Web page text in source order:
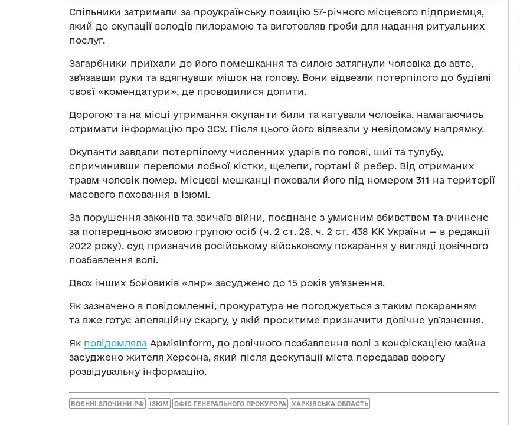
Спільники затримали за проукраїнську позицію 57-річного місцевого підприємця,
який до окупації володів пилорамою та виготовляв гроби для надання ритуальних
послуг.
Загарбники приїхали до його помешкання та силою затягнули чоловіка до авто,
звʼязавши руки та вдягнувши мішок на голову. Вони відвезли потерпілого до будівлі
своєї «комендатури», де проводилися допити.
Дорогою та на місці утримання окупанти били та катували чоловіка, намагаючись
отримати інформацію про ЗСУ. Після цього його відвезли у невідомому напрямку.
Окупанти завдали потерпілому численних ударів по голові, шиї та тулубу,
спричинивши переломи лобної кістки, щелепи, гортані й ребер. Від отриманих
травм чоловік помер. Місцеві мешканці поховали його під номером 311 на території
масового поховання в Ізюмі.
За порушення законів та звичаїв війни, поєднане з умисним вбивством та вчинене
за попередньою змовою групою осіб (ч. 2 ст. 28, ч. 2 ст. 438 КК України — в редакції
2022 року), суд призначив російському військовому покарання у вигляді довічного
позбавлення волі.
Двох інших бойовиків «лнр» засуджено до 15 років ув’язнення.
Як зазначено в повідомленні, прокуратура не погоджується з таким покаранням
та вже готує апеляційну скаргу, у якій проситиме призначити довічне ув’язнення.
Як повідомляла АрміяInform, до довічного позбавлення волі з конфіскацією майна
засуджено жителя Херсона, який після деокупації міста передавав ворогу
розвідувальну інформацію.
ВОЄННІ ЗЛОЧИНИ РФ ІЗЮМ ОФІС ГЕНЕРАЛЬНОГО ПРОКУРОРА ХАРКІВСЬКА ОБЛАСТЬ